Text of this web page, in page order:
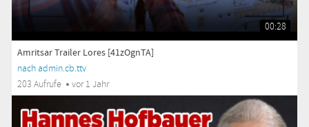
00:28
Amritsar Trailer Lores [41zOgnTA]
nach admin.cb.ttv
203 Aufrufe
vor 1 Jahr